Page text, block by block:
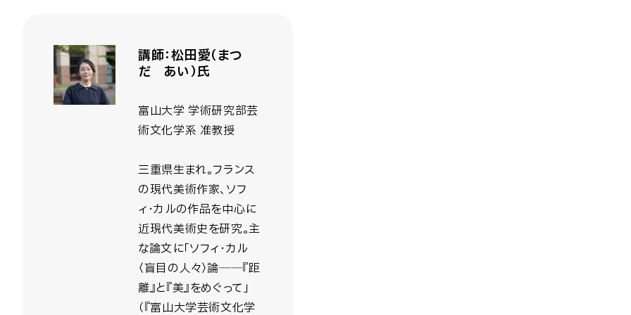
講師：松田愛（まつ
だ あい）氏
富山大学 学術研究部芸
術文化学系 准教授
三重県生まれ。フランス
の現代美術作家、ソフ
ィ・カルの作品を中心に
近現代美術史を研究。主
な論文に「ソフィ・カル
〈盲目の人々〉論──『距
離』と『美』をめぐって」
（『富山大学芸術文化学